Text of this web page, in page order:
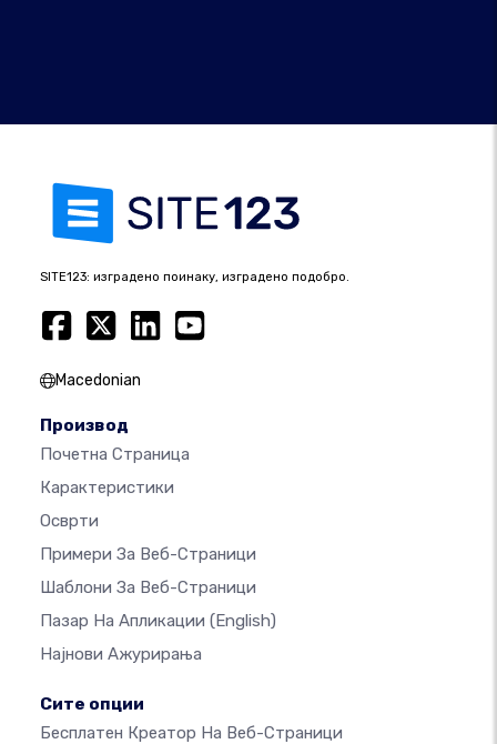
SITE123: изградено поинаку, изградено подобро.
Macedonian
Производ
Почетна Страница
Карактеристики
Осврти
Примери За Веб-Страници
Шаблони За Веб-Страници
Пазар На Апликации (English)
Најнови Ажурирања
Сите опции
Бесплатен Креатор На Веб-Страници